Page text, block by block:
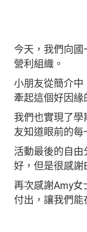
今天，我們向
營利組織。
小朋友從簡介
牽起這個好因緣
我們也實現了
友知道眼前的每
活動最後的自
好，但是很感謝
再次感謝Amy女
付出，讓我們能